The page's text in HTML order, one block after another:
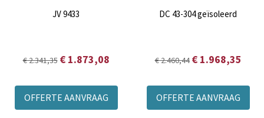
JV 9433
€ 2.341,35 € 1.873,08
OFFERTE AANVRAAG
DC 43-304 geïsoleerd
€ 2.460,44 € 1.968,35
OFFERTE AANVRAAG